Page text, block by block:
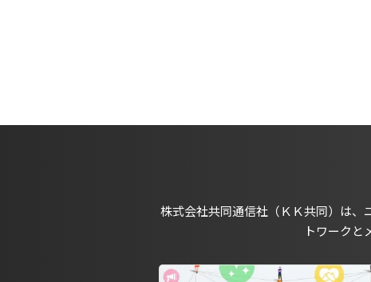
株式会社共同通信社（ＫＫ共同）は、
トワーク